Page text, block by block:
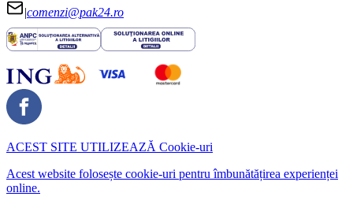
|comenzi@pak24.ro
ACEST SITE UTILIZEAZĂ Cookie-uri
Acest website folosește cookie-uri pentru îmbunătățirea experienței
online.